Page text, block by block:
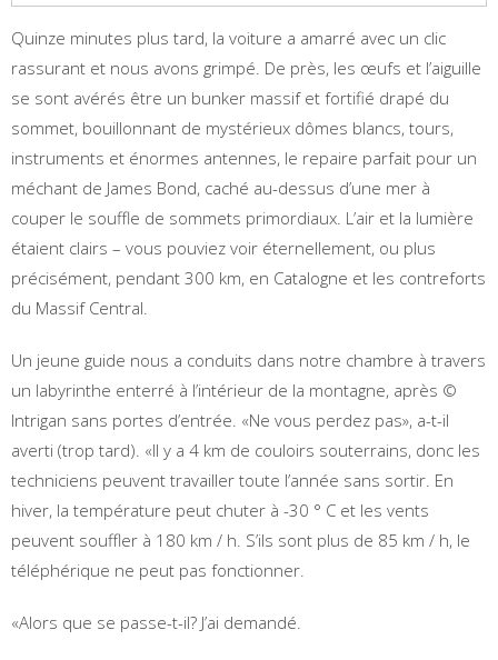
Quinze minutes plus tard, la voiture a amarré avec un clic
rassurant et nous avons grimpé. De près, les œufs et l’aiguille
se sont avérés être un bunker massif et fortifié drapé du
sommet, bouillonnant de mystérieux dômes blancs, tours,
instruments et énormes antennes, le repaire parfait pour un
méchant de James Bond, caché au-dessus d’une mer à
couper le souffle de sommets primordiaux. L’air et la lumière
étaient clairs – vous pouviez voir éternellement, ou plus
précisément, pendant 300 km, en Catalogne et les contreforts
du Massif Central.
Un jeune guide nous a conduits dans notre chambre à travers
un labyrinthe enterré à l’intérieur de la montagne, après ©
Intrigan sans portes d’entrée. «Ne vous perdez pas», a-t-il
averti (trop tard). «Il y a 4 km de couloirs souterrains, donc les
techniciens peuvent travailler toute l’année sans sortir. En
hiver, la température peut chuter à -30 ° C et les vents
peuvent souffler à 180 km / h. S’ils sont plus de 85 km / h, le
téléphérique ne peut pas fonctionner.
«Alors que se passe-t-il? J’ai demandé.